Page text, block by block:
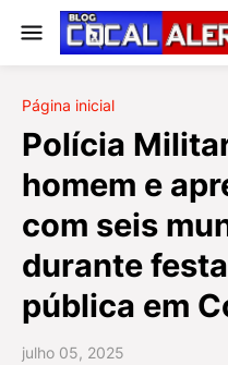
Página inicial
Polícia
homem e
com seis
durante
pública em
julho 05, 2025